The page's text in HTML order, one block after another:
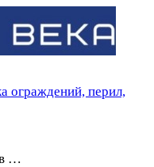
ограждений, перил,
…